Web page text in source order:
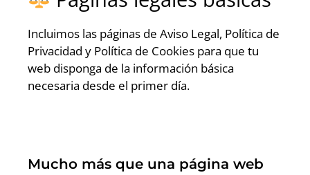
Incluimos las páginas de Aviso Legal, Política de
Privacidad y Política de Cookies para que tu
web disponga de la información básica
necesaria desde el primer día.
Mucho más que una página web